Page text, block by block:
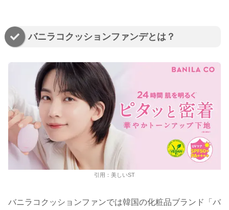
バニラコクッションファンデとは？
引用：美しいST
バニラコクッションファンでは韓国の化粧品ブランド「バ